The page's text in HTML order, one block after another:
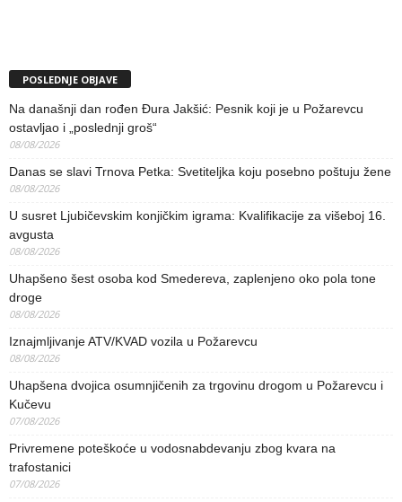
POSLEDNJE OBJAVE
Na današnji dan rođen Đura Jakšić: Pesnik koji je u Požarevcu
ostavljao i „poslednji groš“
08/08/2026
Danas se slavi Trnova Petka: Svetiteljka koju posebno poštuju žene
08/08/2026
U susret Ljubičevskim konjičkim igrama: Kvalifikacije za višeboj 16.
avgusta
08/08/2026
Uhapšeno šest osoba kod Smedereva, zaplenjeno oko pola tone
droge
08/08/2026
Iznajmljivanje ATV/KVAD vozila u Požarevcu
08/08/2026
Uhapšena dvojica osumnjičenih za trgovinu drogom u Požarevcu i
Kučevu
07/08/2026
Privremene poteškoće u vodosnabdevanju zbog kvara na
trafostanici
07/08/2026